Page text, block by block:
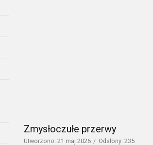
Zmysłoczułe przerwy
Utworzono: 21 maj 2026 Odsłony: 235